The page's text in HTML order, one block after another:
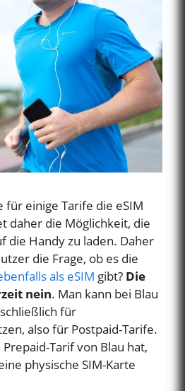
einige Tarife die eSIM
daher die Möglichkeit, die
die Handy zu laden. Daher
die Frage, ob es die
als eSIM gibt? Die
nein. Man kann bei Blau
für
also für Postpaid-Tarife.
Tarif von Blau hat,
physische SIM-Karte